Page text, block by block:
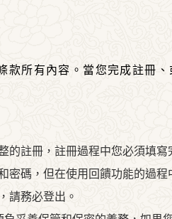
款所有內容。當您完成註冊
的註冊，註冊過程中您必須填寫
密碼，但在使用回饋功能的過
請務必登出。